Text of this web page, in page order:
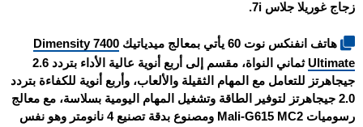
زجاج غوريلا جلاس 7i.
هاتف انفنكس نوت 60 يأتي بمعالج ميدياتيك Dimensity 7400
Ultimate
ثماني النواة، مقسم إلى أربع أنوية عالية الأداء بتردد 2.6
جيجاهرتز للتعامل مع المهام الثقيلة والألعاب، وأربع أنوية للكفاءة بتردد
2.0 جيجاهرتز لتوفير الطاقة وتشغيل المهام اليومية بسلاسة، مع معالج
رسوميات Mali-G615 MC2 ومصنوع بدقة تصنيع 4 نانومتر وهو نفس